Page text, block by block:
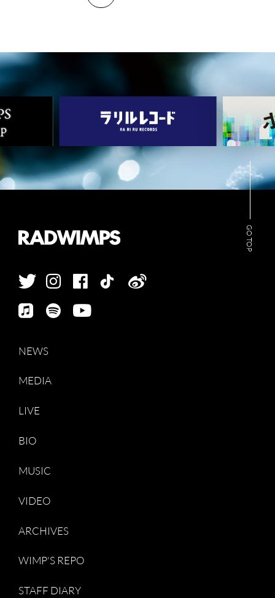
ARCHIVES
WIMP'S REPO
STAFF DIARY
CONTACT
GO TOP
NEWS
MEDIA
LIVE
BIO
MUSIC
VIDEO
ARCHIVES
WIMP'S REPO
STAFF DIARY